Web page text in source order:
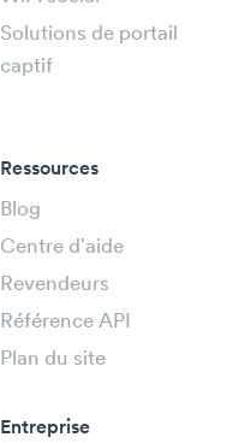
Solutions de portail
captif
Ressources
Blog
Centre d'aide
Revendeurs
Référence API
Plan du site
Entreprise